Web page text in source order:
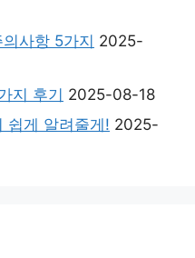
사항 5가지 2025-
지 후기 2025-08-18
쉽게 알려줄게! 2025-